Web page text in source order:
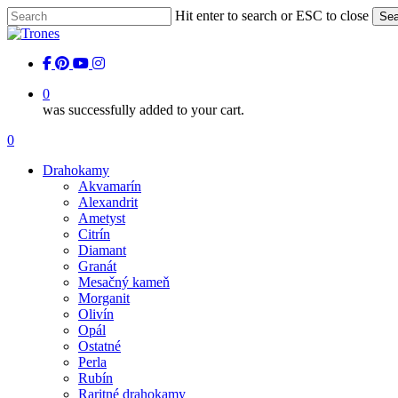
Skip
to
content
Hit enter to search or ESC to close
Close
facebook
pinterest
youtubeinstagram
0
was successfully added to your cart.
Menu
0
Drahokamy
Akvamarín
Alexandrit
Ametyst
Citrín
Diamant
Granát
Mesačný kameň
Morganit
Olivín
Opál
Ostatné
Perla
Rubín
Raritné drahokamy